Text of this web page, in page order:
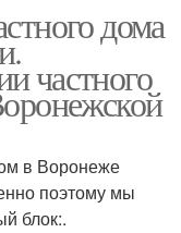
дома
частного
в Воронеже
поэтому мы
блок:.